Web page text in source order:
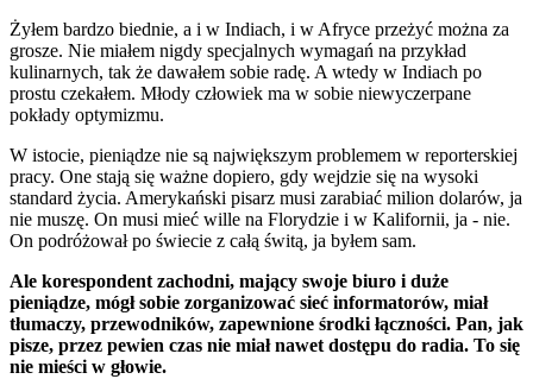
Żyłem bardzo biednie, a i w Indiach, i w Afryce przeżyć można za
grosze. Nie miałem nigdy specjalnych wymagań na przykład
kulinarnych, tak że dawałem sobie radę. A wtedy w Indiach po
prostu czekałem. Młody człowiek ma w sobie niewyczerpane
pokłady optymizmu.
W istocie, pieniądze nie są największym problemem w reporterskiej
pracy. One stają się ważne dopiero, gdy wejdzie się na wysoki
standard życia. Amerykański pisarz musi zarabiać milion dolarów, ja
nie muszę. On musi mieć wille na Florydzie i w Kalifornii, ja - nie.
On podróżował po świecie z całą świtą, ja byłem sam.
Ale korespondent zachodni, mający swoje biuro i duże
pieniądze, mógł sobie zorganizować sieć informatorów, miał
tłumaczy, przewodników, zapewnione środki łączności. Pan, jak
pisze, przez pewien czas nie miał nawet dostępu do radia. To się
nie mieści w głowie.